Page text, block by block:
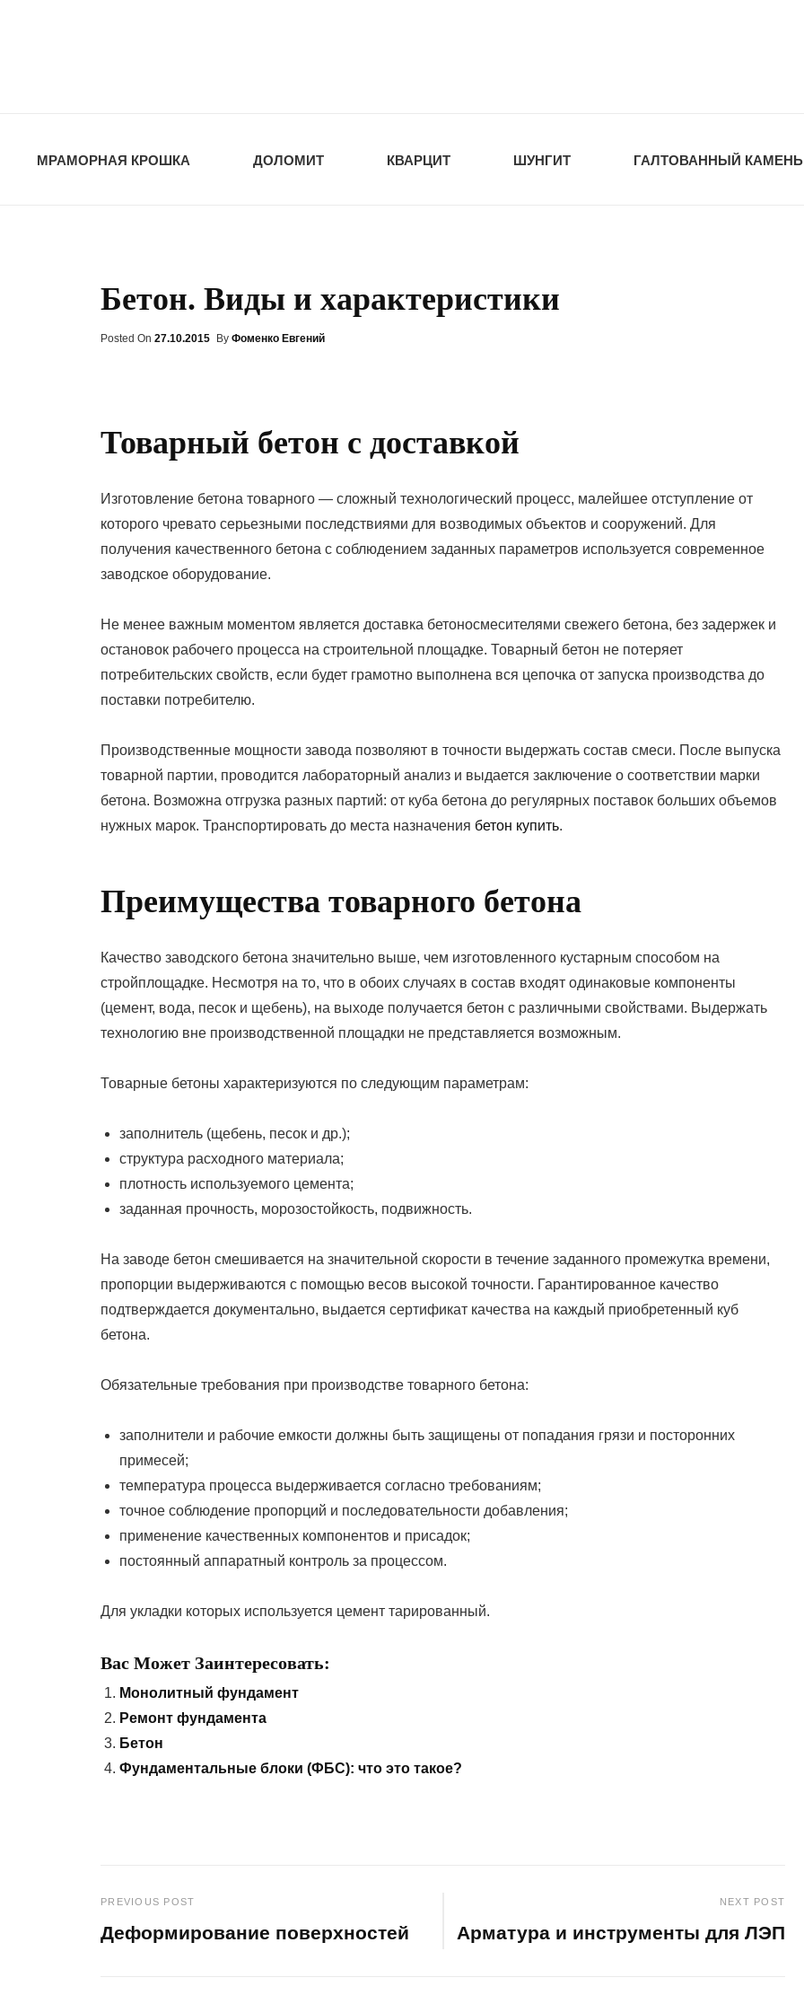
МРАМОРНАЯ КРОШКА ДОЛОМИТ КВАРЦИТ ШУНГИТ ГАЛТОВАННЫЙ КАМЕНЬ
Бетон. Виды и характеристики
Posted On Posted
27.10.2015 By Фоменко Евгений
Товарный бетон с доставкой
Изготовление бетона товарного — сложный технологический процесс, малейшее отступление от
которого чревато серьезными последствиями для возводимых объектов и сооружений. Для
получения качественного бетона с соблюдением заданных параметров используется современное
заводское оборудование.
Не менее важным моментом является доставка бетоносмесителями свежего бетона, без задержек и
остановок рабочего процесса на строительной площадке. Товарный бетон не потеряет
потребительских свойств, если будет грамотно выполнена вся цепочка от запуска производства до
поставки потребителю.
Производственные мощности завода позволяют в точности выдержать состав смеси. После выпуска
товарной партии, проводится лабораторный анализ и выдается заключение о соответствии марки
бетона. Возможна отгрузка разных партий: от куба бетона до регулярных поставок больших объемов
нужных марок. Транспортировать до места назначения бетон купить.
Преимущества товарного бетона
Качество заводского бетона значительно выше, чем изготовленного кустарным способом на
стройплощадке. Несмотря на то, что в обоих случаях в состав входят одинаковые компоненты
(цемент, вода, песок и щебень), на выходе получается бетон с различными свойствами. Выдержать
технологию вне производственной площадки не представляется возможным.
Товарные бетоны характеризуются по следующим параметрам:
заполнитель (щебень, песок и др.);
структура расходного материала;
плотность используемого цемента;
заданная прочность, морозостойкость, подвижность.
На заводе бетон смешивается на значительной скорости в течение заданного промежутка времени,
пропорции выдерживаются с помощью весов высокой точности. Гарантированное качество
подтверждается документально, выдается сертификат качества на каждый приобретенный куб
бетона.
Обязательные требования при производстве товарного бетона:
заполнители и рабочие емкости должны быть защищены от попадания грязи и посторонних
примесей;
температура процесса выдерживается согласно требованиям;
точное соблюдение пропорций и последовательности добавления;
применение качественных компонентов и присадок;
постоянный аппаратный контроль за процессом.
Для укладки которых используется цемент тарированный.
Вас Может Заинтересовать:
Монолитный фундамент
Ремонт фундамента
Бетон
Фундаментальные блоки (ФБС): что это такое?
Навигация
PREVIOUS POST
Деформирование поверхностей
NEXT POST
Арматура и инструменты для ЛЭП